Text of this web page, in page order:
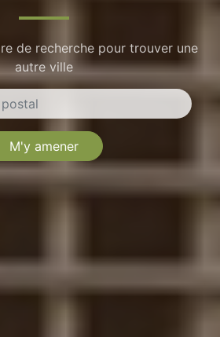
de recherche pour trouver une
autre ville
M'y amener